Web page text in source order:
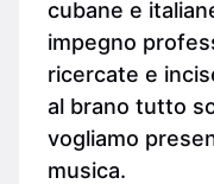
cubane e
impegno
ricercate e
al brano tutto
vogliamo
musica.